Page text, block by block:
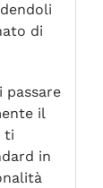
di
passare
il
ti
in